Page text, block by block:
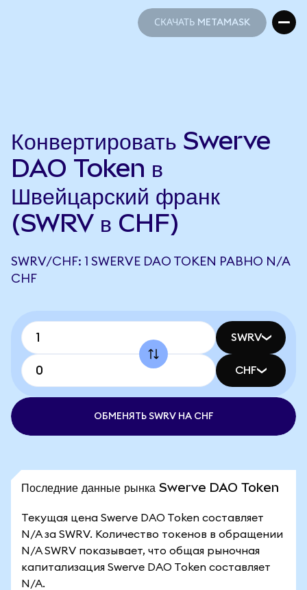
СКАЧАТЬ METAMASK
Конвертировать Swerve
DAO Token в
Швейцарский франк
(SWRV в CHF)
SWRV/CHF: 1 SWERVE DAO TOKEN РАВНО N/A
CHF
SWRV
CHF
ОБМЕНЯТЬ SWRV НА CHF
Последние данные рынка Swerve DAO Token
Текущая цена Swerve DAO Token составляет
N/A за SWRV. Количество токенов в обращении
N/A SWRV показывает, что общая рыночная
капитализация Swerve DAO Token составляет
N/A.